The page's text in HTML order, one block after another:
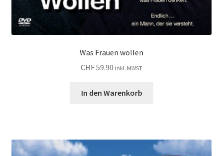
Was Frauen wollen
CHF59.90 inkl. MWST
In den Warenkorb